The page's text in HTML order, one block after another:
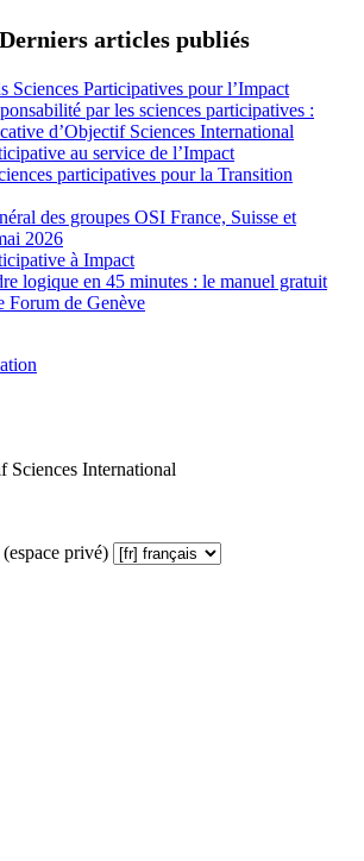
Derniers articles publiés
Sciences Participatives pour l’Impact
par les sciences participatives :
d’Objectif Sciences International
au service de l’Impact
participatives pour la Transition
des groupes OSI France, Suisse et
2026
à Impact
logique en 45 minutes : le manuel gratuit
Forum de Genève
International
privé)